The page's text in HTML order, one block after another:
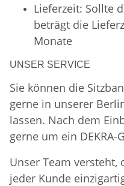
Lieferzeit: Sollte
beträgt die
Monate
UNSER SERVICE
Sie können die
gerne in unserer
lassen. Nach dem
gerne um ein DEKRA-
Unser Team versteht,
jeder Kunde